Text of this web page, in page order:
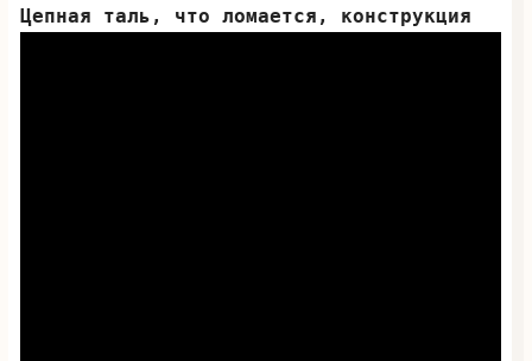
Цепная таль, что ломается, конструкция